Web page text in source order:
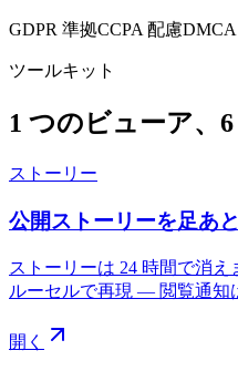
GDPR 準拠CCPA 配慮
ツールキット
1 つのビューア、
ストーリー
公開ストーリーを足あ
ストーリーは 24 時間で消
ルーセルで再現 — 閲覧通知
開く